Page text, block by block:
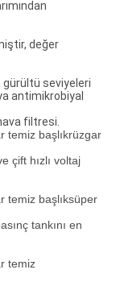
değer
gürültü seviyeleri
antimikrobiyal
filtresi.
temiz başlıkrüzgar
çift hızlı voltaj
temiz başlıksüper
tankını en
temiz